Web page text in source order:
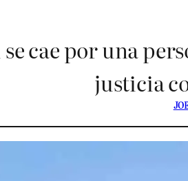
cae por una
justicia